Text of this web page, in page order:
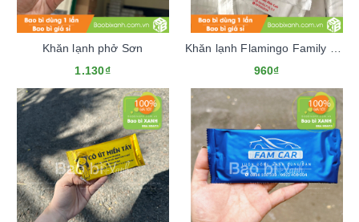
Khăn lạnh phở Sơn
1.130₫
960₫